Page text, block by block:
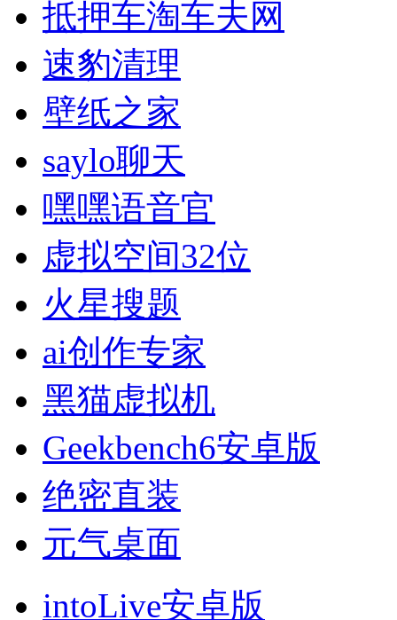
抵押车淘车夫网
速豹清理
壁纸之家
saylo聊天
嘿嘿语音官
虚拟空间32位
火星搜题
ai创作专家
黑猫虚拟机
Geekbench6安卓版
绝密直装
元气桌面
intoLive安卓版